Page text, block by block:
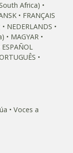
Africa)
FRANÇAIS
NEDERLANDS
MAGYAR
ESPAÑOL
Voces a